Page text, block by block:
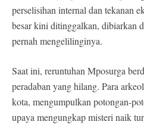
perselisihan internal dan tekanan
besar kini ditinggalkan, dibiarkan
pernah mengelilinginya.
Saat ini, reruntuhan Mposurga
peradaban yang hilang. Para
kota, mengumpulkan potongan-
upaya mengungkap misteri naik